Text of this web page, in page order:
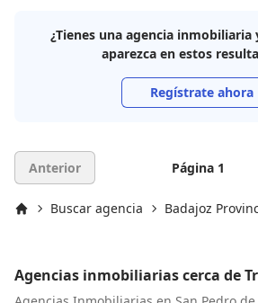
¿Tienes una agencia inmobiliaria
aparezca en estos
Regístrate ahora
Anterior Página 1
Buscar agencia Badajoz
Agencias inmobiliarias cerca de